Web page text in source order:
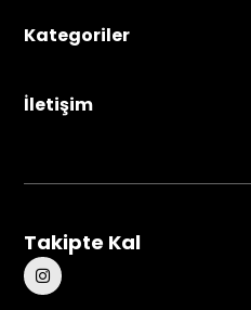
Kategoriler
İletişim
Takipte Kal